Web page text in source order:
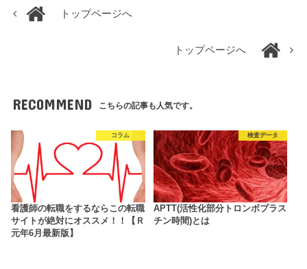
トップページへ
トップページへ
RECOMMEND こちらの記事も人気です。
コラム
看護師の転職をするならこの転職
サイトが絶対にオススメ！！【Ｒ
元年6月最新版】
検査データ
APTT(活性化部分トロンボプラス
チン時間)とは